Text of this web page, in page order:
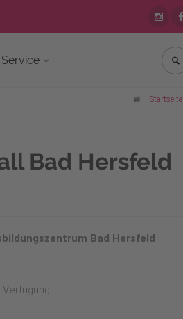
Service
Startseite
Bad Hersfeld
Bad Hersfeld